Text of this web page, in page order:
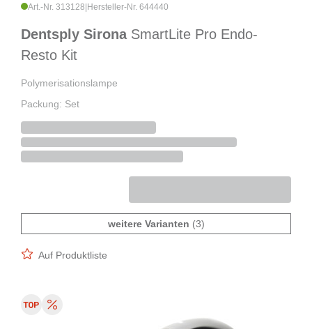
Art.-Nr. 313128 Hersteller-Nr. 644440
Dentsply Sirona SmartLite Pro Endo-
Resto Kit
Polymerisationslampe
Packung: Set
weitere Varianten (3)
Auf Produktliste